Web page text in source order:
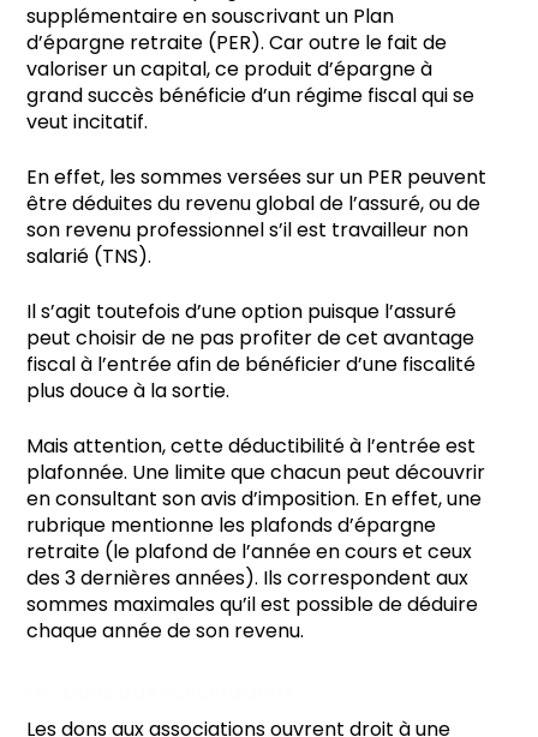
supplémentaire en souscrivant un Plan
d’épargne retraite (PER). Car outre le fait de
valoriser un capital, ce produit d’épargne à
grand succès bénéficie d’un régime fiscal qui se
veut incitatif.
En effet, les sommes versées sur un PER peuvent
être déduites du revenu global de l’assuré, ou de
son revenu professionnel s’il est travailleur non
salarié (TNS).
Il s’agit toutefois d’une option puisque l’assuré
peut choisir de ne pas profiter de cet avantage
fiscal à l’entrée afin de bénéficier d’une fiscalité
plus douce à la sortie.
Mais attention, cette déductibilité à l’entrée est
plafonnée. Une limite que chacun peut découvrir
en consultant son avis d’imposition. En effet, une
rubrique mentionne les plafonds d’épargne
retraite (le plafond de l’année en cours et ceux
des 3 dernières années). Ils correspondent aux
sommes maximales qu’il est possible de déduire
chaque année de son revenu.
Les dons aux associations ouvrent droit à une